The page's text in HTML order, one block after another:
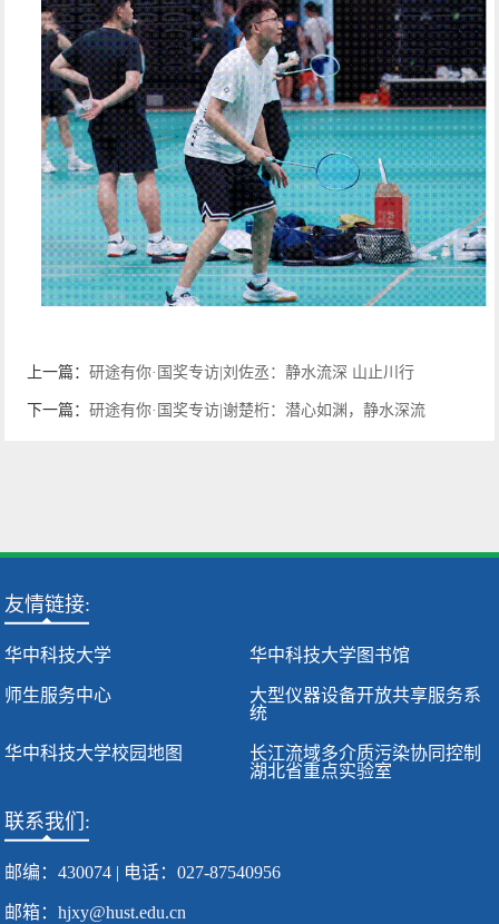
上一篇：研途有你·国奖专访|刘佐丞：静水流深 山止川行
下一篇：研途有你·国奖专访|谢楚桁：潜心如渊，静水深流
友情链接:
华中科技大学 华中科技大学图书馆
师生服务中心
大型仪器设备开放共享服务系
统
华中科技大学校园地图
长江流域多介质污染协同控制
湖北省重点实验室
联系我们:
邮编：430074 | 电话：027-87540956
邮箱：hjxy@hust.edu.cn